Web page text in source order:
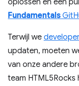
oplossen en een
Fundamentals
Terwijl we
updaten, moeten
van onze andere
team